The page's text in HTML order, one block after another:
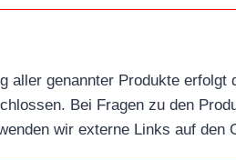
aller genannter Produkte
Bei Fragen zu den
wir externe Links auf den